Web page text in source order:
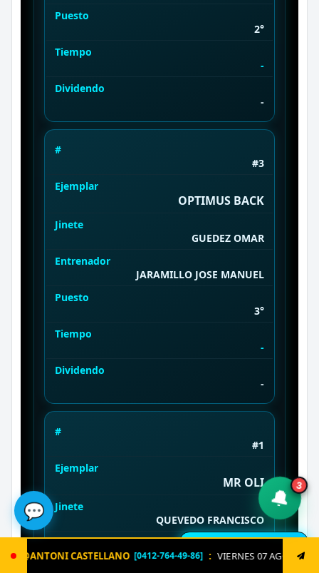
49-86] : VIERNES 07 AGOSTO. Envía ya: LOTERIA al 8621 un solo
Puesto
2°
Tiempo
-
Dividendo
-
#
#3
Ejemplar
OPTIMUS BACK
Jinete
GUEDEZ OMAR
Entrenador
JARAMILLO JOSE MANUEL
Puesto
3°
Tiempo
-
Dividendo
-
#
#1
Ejemplar
MR OLI
Jinete
QUEVEDO FRANCISCO
Entrenador
PEREZ PEREZ JUAN CARLOS
🔔
3
💬